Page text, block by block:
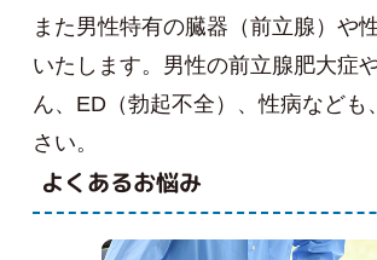
また男性特有の臓器（前立腺）や
いたします。男性の前立腺肥大症
ん、ED（勃起不全）、性病なども
さい。
よくあるお悩み